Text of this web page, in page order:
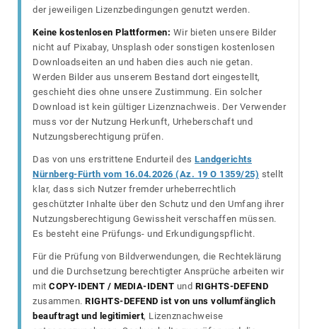
der jeweiligen Lizenzbedingungen genutzt werden.
Keine kostenlosen Plattformen: Wir bieten unsere Bilder
nicht auf Pixabay, Unsplash oder sonstigen kostenlosen
Downloadseiten an und haben dies auch nie getan.
Werden Bilder aus unserem Bestand dort eingestellt,
geschieht dies ohne unsere Zustimmung. Ein solcher
Download ist kein gültiger Lizenznachweis. Der Verwender
muss vor der Nutzung Herkunft, Urheberschaft und
Nutzungsberechtigung prüfen.
Das von uns erstrittene Endurteil des Landgerichts
Nürnberg-Fürth vom 16.04.2026 (Az. 19 O 1359/25) stellt
klar, dass sich Nutzer fremder urheberrechtlich
geschützter Inhalte über den Schutz und den Umfang ihrer
Nutzungsberechtigung Gewissheit verschaffen müssen.
Es besteht eine Prüfungs- und Erkundigungspflicht.
Für die Prüfung von Bildverwendungen, die Rechteklärung
und die Durchsetzung berechtigter Ansprüche arbeiten wir
mit COPY-IDENT / MEDIA-IDENT und RIGHTS-DEFEND
zusammen. RIGHTS-DEFEND ist von uns vollumfänglich
beauftragt und legitimiert, Lizenznachweise